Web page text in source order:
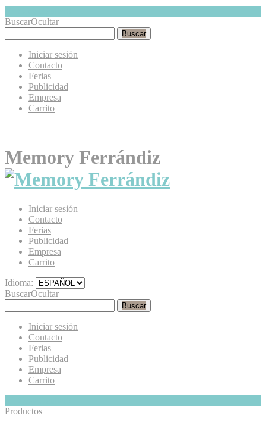
BuscarOcultar
Buscar
Iniciar sesión
Contacto
Ferias
Publicidad
Empresa
Carrito
Memory Ferrándiz
Iniciar sesión
Contacto
Ferias
Publicidad
Empresa
Carrito
Idioma:
BuscarOcultar
Buscar
Iniciar sesión
Contacto
Ferias
Publicidad
Empresa
Carrito
Productos